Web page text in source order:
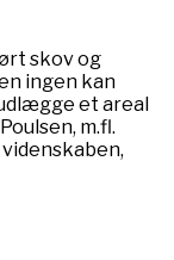
skov og
ingen kan
et areal
m.fl.